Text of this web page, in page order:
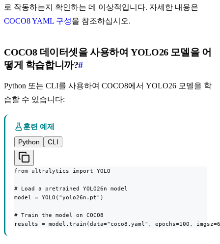
로 작동하는지 확인하는 데 이상적입니다. 자세한 내용은
COCO8 YAML 구성을 참조하십시오.
COCO8 데이터셋을 사용하여 YOLO26 모델을 어
떻게 학습합니까?#
Python 또는 CLI를 사용하여 COCO8에서 YOLO26 모델을 학
습할 수 있습니다:
훈련 예제
Python
CLI
from ultralytics import YOLO
# Load a pretrained YOLO26n model
model = YOLO("yolo26n.pt")
# Train the model on COCO8
results = model.train(data="coco8.yaml", epochs=100,